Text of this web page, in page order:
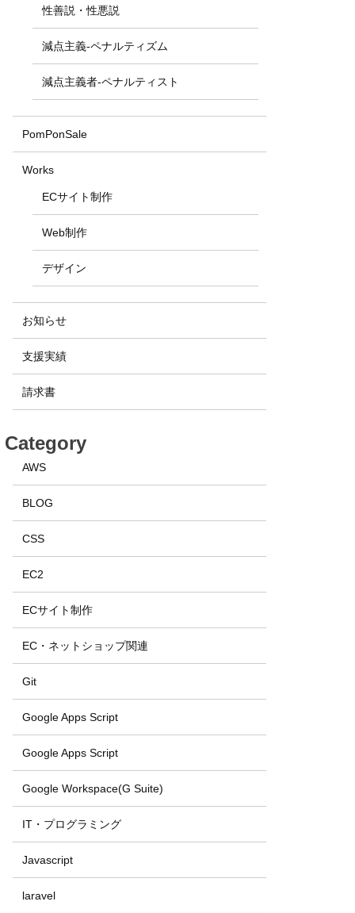
性善説・性悪説
減点主義-ペナルティズム
減点主義者-ペナルティスト
PomPonSale
Works
ECサイト制作
Web制作
デザイン
お知らせ
支援実績
請求書
Category
AWS
BLOG
CSS
EC2
ECサイト制作
EC・ネットショップ関連
Git
Google Apps Script
Google Apps Script
Google Workspace(G Suite)
IT・プログラミング
Javascript
laravel